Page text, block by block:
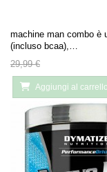
machine man combo è
(incluso bcaa),…
29,99 €
Aggiungi al carrello